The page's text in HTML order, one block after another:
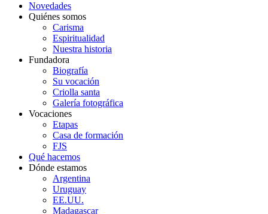
Novedades
Quiénes somos
Carisma
Espiritualidad
Nuestra historia
Fundadora
Biografía
Su vocación
Criolla santa
Galería fotográfica
Vocaciones
Etapas
Casa de formación
FJS
Qué hacemos
Dónde estamos
Argentina
Uruguay
EE.UU.
Madagascar